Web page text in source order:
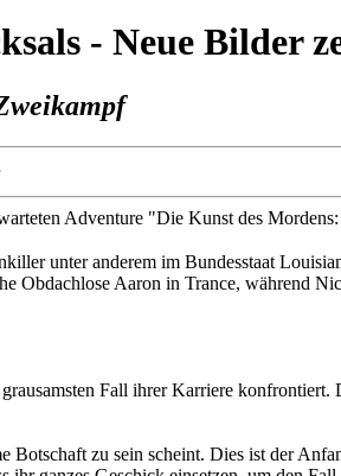
- Neue Bilder
Adventure "Die Kunst des
unter anderem im Bundesstaat
Obdachlose Aaron in Trance, während
Fall ihrer Karriere konfrontiert.
zu sein scheint. Dies ist der